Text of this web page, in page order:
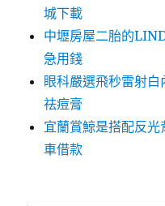
城下載
中壢房屋二胎的
急用錢
眼科嚴選飛秒雷射
祛痘膏
宜蘭賞鯨是搭配反
車借款